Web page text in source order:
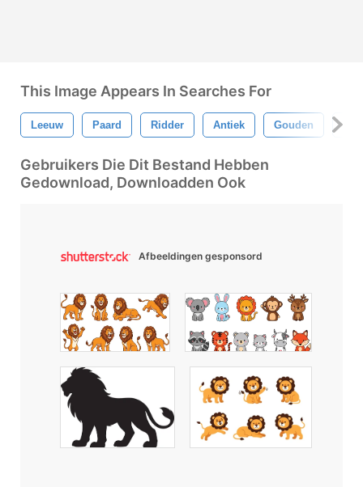
This Image Appears In Searches For
Leeuw Paard Ridder Antiek Gouden
Gebruikers Die Dit Bestand Hebben
Gedownload, Downloadden Ook
Afbeeldingen gesponsord